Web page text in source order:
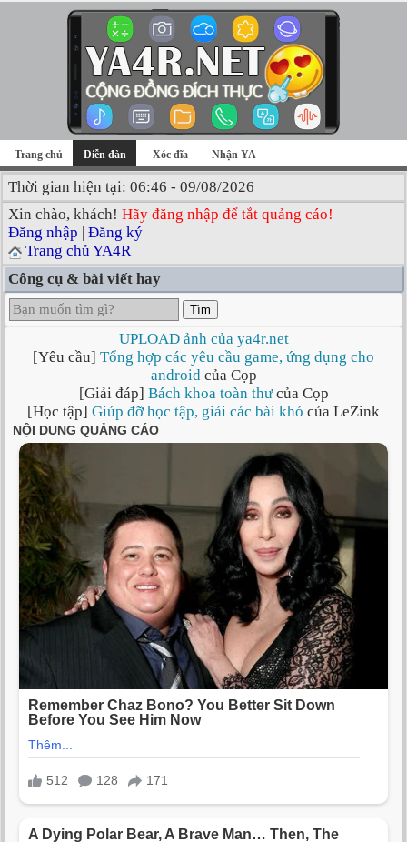
Trang chủ Diễn đàn Xóc đĩa Nhận YA
Thời gian hiện tại: 06:46 - 09/08/2026
Xin chào, khách! Hãy đăng nhập để tắt quảng cáo!
Đăng nhập | Đăng ký
Trang chủ YA4R
Công cụ & bài viết hay
Tìm
UPLOAD ảnh của ya4r.net
[Yêu cầu] Tổng hợp các yêu cầu game, ứng dụng cho
androidcủa Cọp
[Giải đáp] Bách khoa toàn thưcủa Cọp
[Học tập] Giúp đỡ học tập, giải các bài khó của LeZink